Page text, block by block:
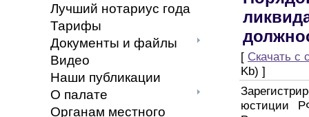
Лучший нотариус года
Тарифы
Документы и файлы
Видео
Наши публикации
О палате
Органам местного
[ Скачать с
Kb) ]
юстиции